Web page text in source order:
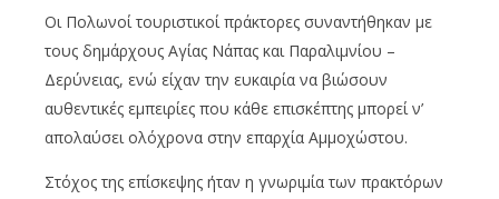
Οι Πολωνοί τουριστικοί πράκτορες συναντήθηκαν με
τους δημάρχους Αγίας Νάπας και Παραλιμνίου –
Δερύνειας, ενώ είχαν την ευκαιρία να βιώσουν
αυθεντικές εμπειρίες που κάθε επισκέπτης μπορεί ν’
απολαύσει ολόχρονα στην επαρχία Αμμοχώστου.
Στόχος της επίσκεψης ήταν η γνωριμία των πρακτόρων